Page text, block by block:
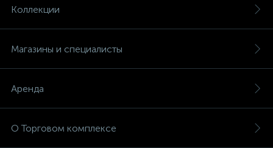
Коллекции
Магазины и специалисты
Аренда
О Торговом комплексе